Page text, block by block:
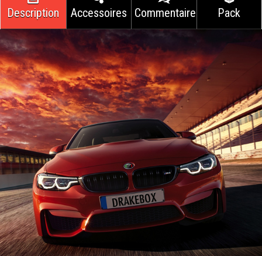
Description Accessoires Commentaires Pack